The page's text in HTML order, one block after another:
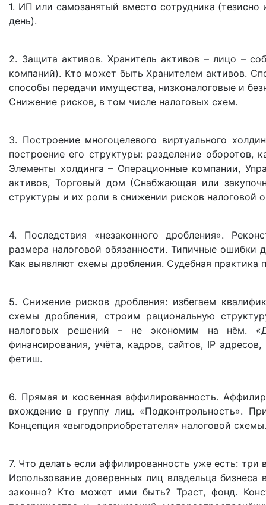
1. ИП или самозанятый вместо сотрудника
день).
2. Защита активов. Хранитель активов – лицо –
компаний). Кто может быть Хранителем активов.
способы передачи имущества, низконалоговые и
Снижение рисков, в том числе налоговых схем.
3. Построение многоцелевого виртуального
построение его структуры: разделение оборотов,
Элементы холдинга – Операционные компании,
активов, Торговый дом (Снабжающая или
структуры и их роли в снижении рисков налоговой
4. Последствия «незаконного дробления».
размера налоговой обязанности. Типичные ошибки
Как выявляют схемы дробления. Судебная практика
5. Снижение рисков дробления: избегаем
схемы дробления, строим рациональную
налоговых решений – не экономим на нём.
финансирования, учёта, кадров, сайтов, IP
фетиш.
6. Прямая и косвенная аффилированность.
вхождение в группу лиц. «Подконтрольность».
Концепция «выгодоприобретателя» налоговой схемы.
7. Что делать если аффилированность уже есть:
Использование доверенных лиц владельца
законно? Кто может ими быть? Траст, фонд.